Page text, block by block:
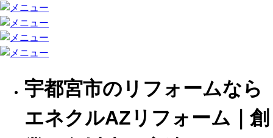
宇都宮市のリフォームなら
エネクルAZリフォーム｜創